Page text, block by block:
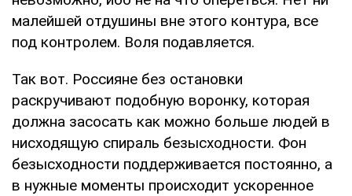
малейшей отдушины вне этого контура, все
под контролем. Воля подавляется.
Так вот. Россияне без остановки
раскручивают подобную воронку, которая
должна засосать как можно больше людей в
нисходящую спираль безысходности. Фон
безысходности поддерживается постоянно, а
в нужные моменты происходит ускоренное